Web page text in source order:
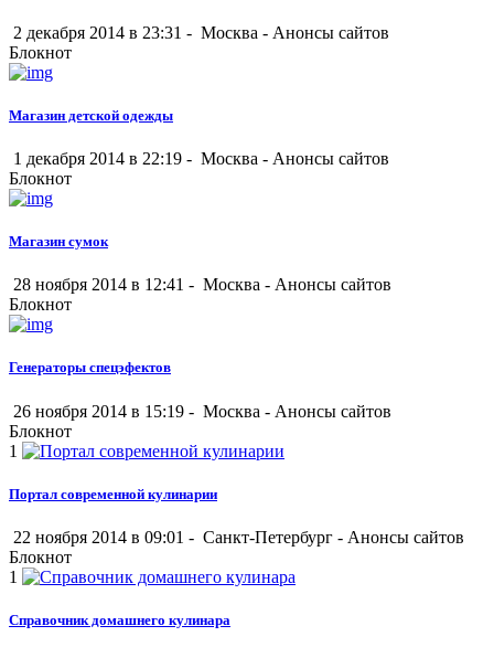
2 декабря 2014 в 23:31 - Москва - Анонсы сайтов
Блокнот
Магазин детской одежды
1 декабря 2014 в 22:19 - Москва - Анонсы сайтов
Блокнот
Магазин сумок
28 ноября 2014 в 12:41 - Москва - Анонсы сайтов
Блокнот
Генераторы спецэфектов
26 ноября 2014 в 15:19 - Москва - Анонсы сайтов
Блокнот
1
Портал современной кулинарии
22 ноября 2014 в 09:01 - Санкт-Петербург - Анонсы сайтов
Блокнот
1
Справочник домашнего кулинара